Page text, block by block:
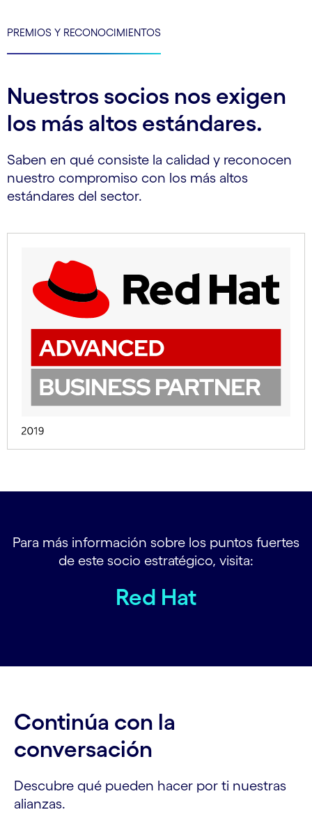
PREMIOS Y RECONOCIMIENTOS
Nuestros socios nos exigen
los más altos estándares.
Saben en qué consiste la calidad y reconocen
nuestro compromiso con los más altos
estándares del sector.
Para más información sobre los puntos fuertes
de este socio estratégico, visita:
Red Hat
Continúa con la
conversación
Descubre qué pueden hacer por ti nuestras
alianzas.